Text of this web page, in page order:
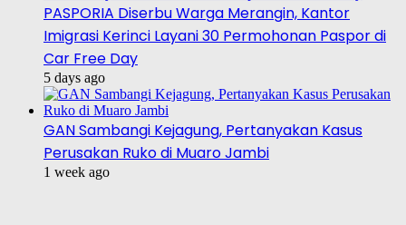
PASPORIA Diserbu Warga Merangin, Kantor
Imigrasi Kerinci Layani 30 Permohonan Paspor di
Car Free Day
5 days ago
GAN Sambangi Kejagung, Pertanyakan Kasus
Perusakan Ruko di Muaro Jambi
1 week ago